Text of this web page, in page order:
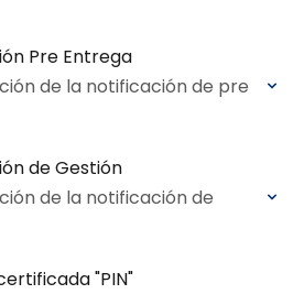
Pre Entrega
de Gestión
"PIN"